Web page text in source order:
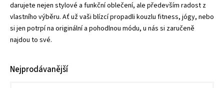
darujete nejen stylové a funkční oblečení, ale především radost z
vlastního výběru. Ať už vaši blízcí propadli kouzlu fitness, jógy, nebo
si jen potrpí na originální a pohodlnou módu, u nás si zaručeně
najdou to své.
Nejprodávanější